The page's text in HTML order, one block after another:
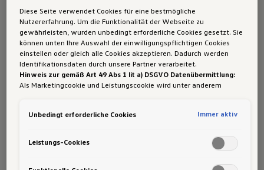
Service
Öffnungszeiten
Diese Seite verwendet Cookies für eine bestmögliche
Nutzererfahrung. Um die Funktionalität der Webseite zu
gewährleisten, wurden unbedingt erforderliche Cookies gesetzt. Sie
können unten Ihre Auswahl der einwilligungspflichtigen Cookies
einstellen oder gleich alle Cookies akzeptieren. Dadurch werden
Identifikationsdaten durch unsere Partner verarbeitet.
Hinweis zur gemäß Art 49 Abs 1 lit a) DSGVO Datenübermittlung:
Als Marketingcookie und Leistungscookie wird unter anderem
Daten in die USA (insbesondere dort an die Google LLC) weitergibt.
Angemessenheitsbeschluss der Europäischen Kommission. Hieraus
Unbedingt erforderliche Cookies Immer aktiv
Leistungs-Cookies